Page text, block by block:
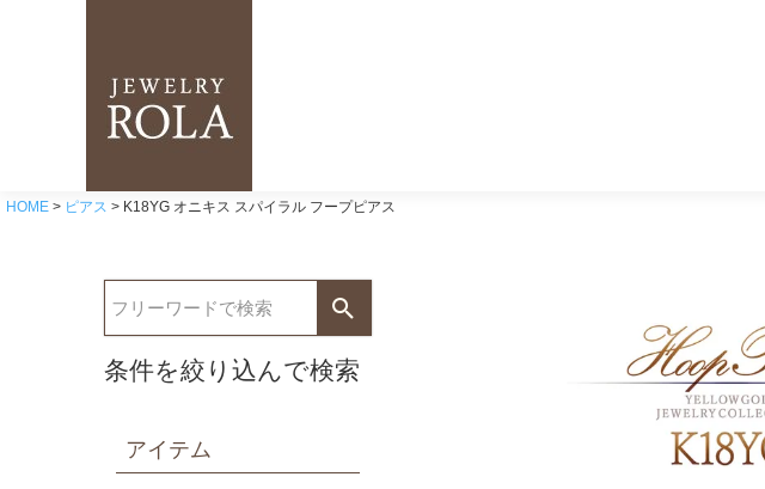
HOME ピアス K18YG オニキス スパイラル フープピアス
条件を絞り込んで検索
アイテム